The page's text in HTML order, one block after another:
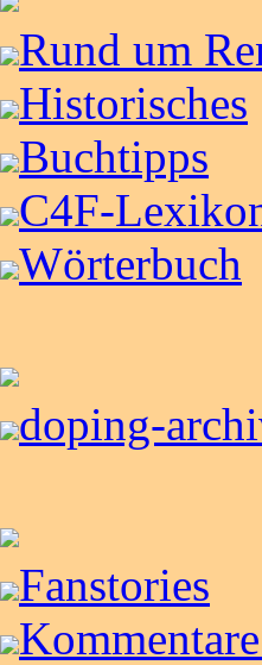
Rund um
Historisches
Buchtipps
C4F-
Wörterbuch
doping-
Fanstories